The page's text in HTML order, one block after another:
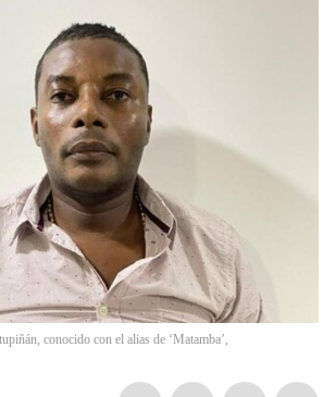
conocido con el alias de ‘Matamba’,